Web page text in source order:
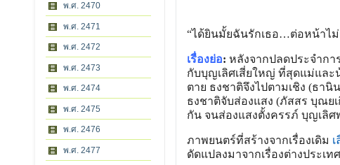
พ.ศ. 2470
พ.ศ. 2471
พ.ศ. 2472
พ.ศ. 2473
พ.ศ. 2474
พ.ศ. 2475
พ.ศ. 2476
พ.ศ. 2477
“ได้ยินมั้ยฉันรักเธอ…ต่อหน้าไ
เรื่องย่อ: หลังจากปลดประจำกา
กับบุญเลิศเสี่ยใหญ่ ที่สุดแม่และ
ตาย ธงชาติจึงไปตามเชิง (ธา
ธงชาติจับส่องแสง (ภัสสร บุณย
กัน จนส่องแสงตั้งครรภ์ บุญเลิ
ภาพยนตร์ที่สร้างจากเรื่องเดิม
ดัดแปลงมาจากเรื่องต่างประเทศ